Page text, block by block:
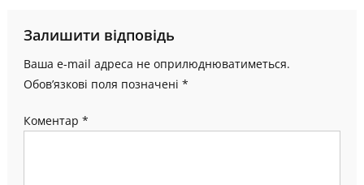
Залишити відповідь
Ваша e-mail адреса не оприлюднюватиметься.
Обов’язкові поля позначені *
Коментар *